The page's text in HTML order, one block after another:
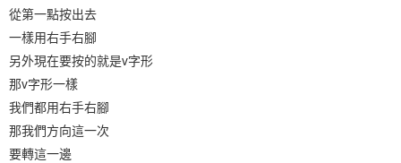
從第一點按出去
一樣用右手右腳
另外現在要按的就是v字形
那v字形一樣
我們都用右手右腳
那我們方向這一次
要轉這一邊